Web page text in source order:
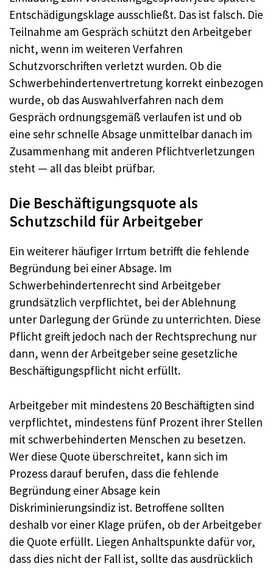
Entschädigungsklage ausschließt. Das ist falsch. Die
Teilnahme am Gespräch schützt den Arbeitgeber
nicht, wenn im weiteren Verfahren
Schutzvorschriften verletzt wurden. Ob die
Schwerbehindertenvertretung korrekt einbezogen
wurde, ob das Auswahlverfahren nach dem
Gespräch ordnungsgemäß verlaufen ist und ob
eine sehr schnelle Absage unmittelbar danach im
Zusammenhang mit anderen Pflichtverletzungen
steht — all das bleibt prüfbar.
Die Beschäftigungsquote als
Schutzschild für Arbeitgeber
Ein weiterer häufiger Irrtum betrifft die fehlende
Begründung bei einer Absage. Im
Schwerbehindertenrecht sind Arbeitgeber
grundsätzlich verpflichtet, bei der Ablehnung
unter Darlegung der Gründe zu unterrichten. Diese
Pflicht greift jedoch nach der Rechtsprechung nur
dann, wenn der Arbeitgeber seine gesetzliche
Beschäftigungspflicht nicht erfüllt.
Arbeitgeber mit mindestens 20 Beschäftigten sind
verpflichtet, mindestens fünf Prozent ihrer Stellen
mit schwerbehinderten Menschen zu besetzen.
Wer diese Quote überschreitet, kann sich im
Prozess darauf berufen, dass die fehlende
Begründung einer Absage kein
Diskriminierungsindiz ist. Betroffene sollten
deshalb vor einer Klage prüfen, ob der Arbeitgeber
die Quote erfüllt. Liegen Anhaltspunkte dafür vor,
dass dies nicht der Fall ist, sollte das ausdrücklich